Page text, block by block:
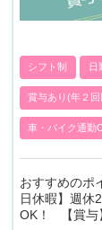
シフト制 日
賞与あり(年２回
車・バイク通勤
おすすめの
日休暇】週休
OK！ 【賞与